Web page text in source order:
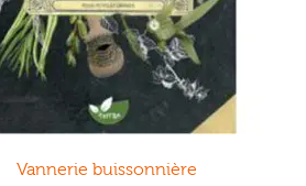
Vannerie buissonnière